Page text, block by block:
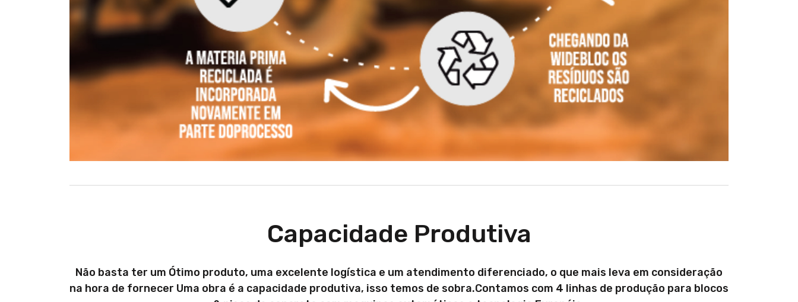
Capacidade Produtiva
Não basta ter um Ótimo produto, uma excelente logística e um atendimento diferenciado, o que mais leva em consideração
na hora de fornecer Uma obra é a capacidade produtiva, isso temos de sobra.Contamos com 4 linhas de produção para blocos